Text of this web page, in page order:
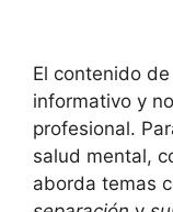
El contenido de
informativo y
profesional.
salud mental,
aborda temas